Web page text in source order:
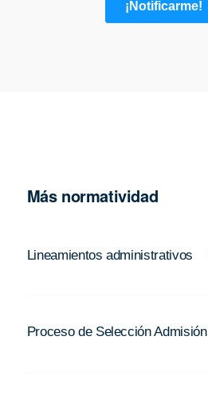
Más normatividad
Lineamientos administrativos
Proceso de Selección Admisión